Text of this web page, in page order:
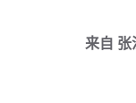
来自 张